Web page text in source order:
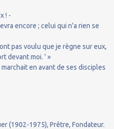
! -
encore ; celui qui n'a rien se
pas voulu que je règne sur eux,
devant moi. ' »
en avant de ses disciples
(1902-1975), Prêtre, Fondateur.